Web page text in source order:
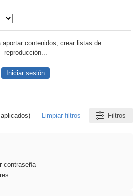
aportar contenidos, crear listas de
reproducción...
Iniciar sesión
Limpiar filtros Filtros
contraseña